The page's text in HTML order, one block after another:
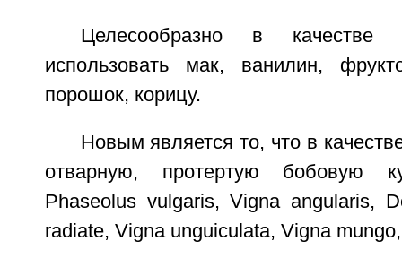
Целесообразно в качестве
использовать мак, ванилин,
порошок, корицу.
Новым является то, что в
отварную, протертую бобовую
Phaseolus vulgaris, Vigna angularis,
radiate, Vigna unguiculata, Vigna